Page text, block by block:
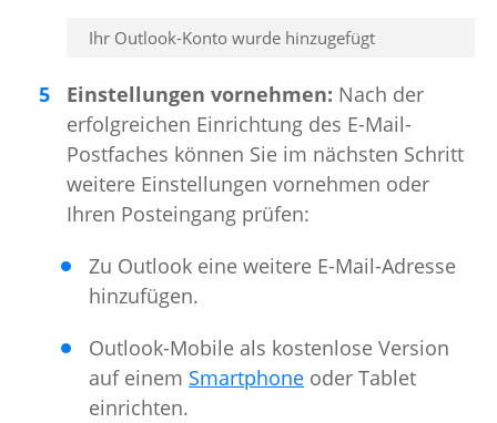
Ihr Outlook-Konto wurde hinzugefügt
Einstellungen vornehmen: Nach der
erfolgreichen Einrichtung des E-Mail-
Postfaches können Sie im nächsten Schritt
weitere Einstellungen vornehmen oder
Ihren Posteingang prüfen:
Zu Outlook eine weitere E-Mail-Adresse
hinzufügen.
Outlook-Mobile als kostenlose Version
auf einem Smartphone oder Tablet
einrichten.